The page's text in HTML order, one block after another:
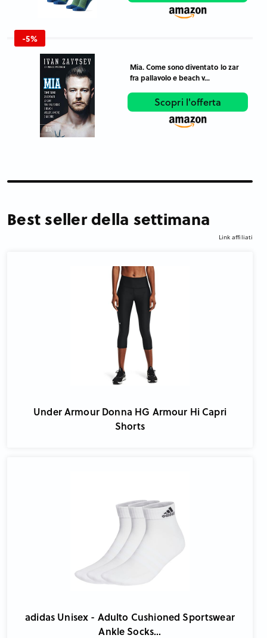
-5%
Mia. Come sono diventato lo zar
fra pallavolo e beach v...
Scopri l'offerta
Best seller della settimana
Link affiliati
Under Armour Donna HG Armour Hi Capri
Shorts
adidas Unisex - Adulto Cushioned Sportswear
Ankle Socks...